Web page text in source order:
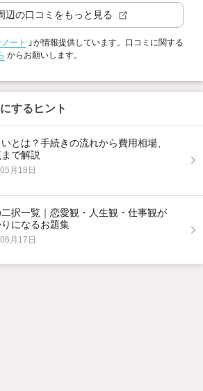
辺の口コミをもっと見る
ート
」が情報提供しています。口コミに関する
からお願いします。
するヒント
とは？手続きの流れから費用相場、
で解説
月18日
択一覧｜恋愛観・人生観・仕事観が
になるお題集
月17日